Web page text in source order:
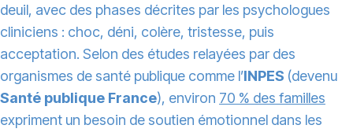
deuil, avec des phases décrites par les psychologues
cliniciens : choc, déni, colère, tristesse, puis
acceptation. Selon des études relayées par des
organismes de santé publique comme l’INPES (devenu
Santé publique France), environ 70 % des familles
expriment un besoin de soutien émotionnel dans les